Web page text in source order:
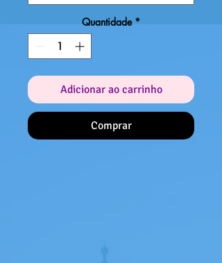
Quantidade *
Adicionar ao carrinho
Comprar